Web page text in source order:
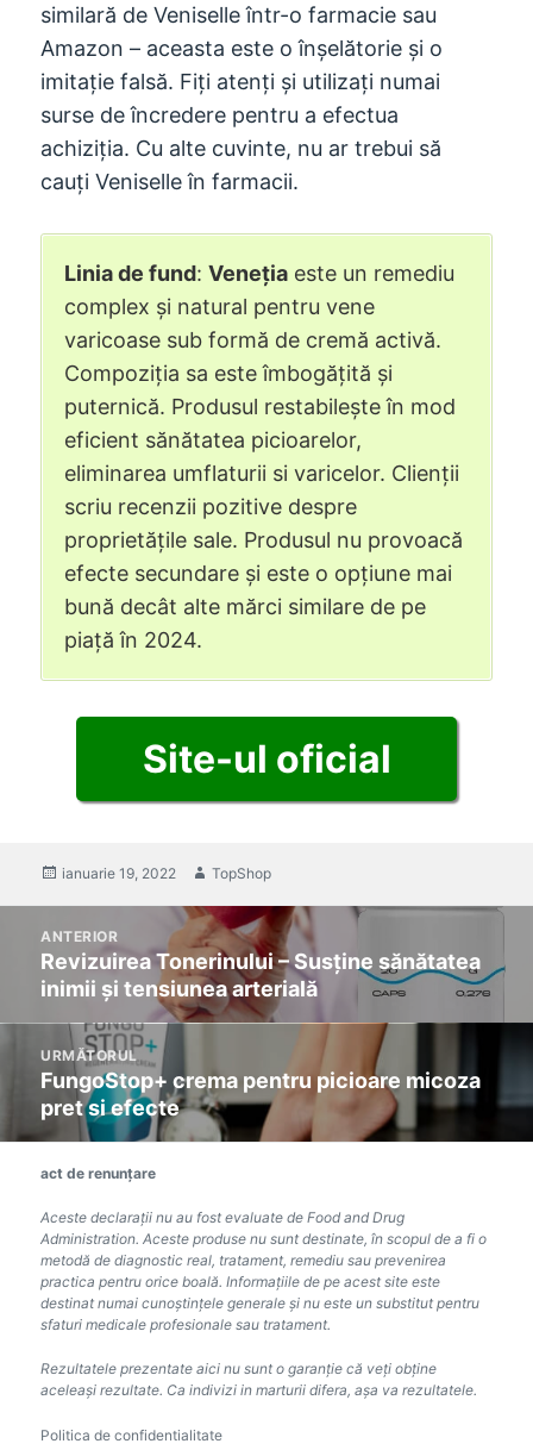
similară de Veniselle într-o farmacie sau
Amazon – aceasta este o înșelătorie și o
imitație falsă. Fiți atenți și utilizați numai
surse de încredere pentru a efectua
achiziția. Cu alte cuvinte, nu ar trebui să
cauți Veniselle în farmacii.
Linia de fund:Veneția este un remediu
complex și natural pentru vene
varicoase sub formă de cremă activă.
Compoziția sa este îmbogățită și
puternică. Produsul restabilește în mod
eficient sănătatea picioarelor,
eliminarea umflaturii si varicelor. Clienții
scriu recenzii pozitive despre
proprietățile sale. Produsul nu provoacă
efecte secundare și este o opțiune mai
bună decât alte mărci similare de pe
piață în 2024.
Site-ul oficial
postat
ianuarie 19, 2022 Autor
TopShop
navigare
ANTERIOR
Previous
post:
Revizuirea Tonerinului – Susține sănătatea
inimii și tensiunea arterială
URMĂTORUL
Următoarea
postare:
FungoStop+ crema pentru picioare micoza
pret si efecte
act de renunțare
Aceste declarații nu au fost evaluate de Food and Drug
Administration. Aceste produse nu sunt destinate, în scopul de a fi o
metodă de diagnostic real, tratament, remediu sau prevenirea
practica pentru orice boală. Informațiile de pe acest site este
destinat numai cunoștințele generale și nu este un substitut pentru
sfaturi medicale profesionale sau tratament.
Rezultatele prezentate aici nu sunt o garanție că veți obține
aceleași rezultate. Ca indivizi in marturii difera, așa va rezultatele.
Politica de confidentialitate